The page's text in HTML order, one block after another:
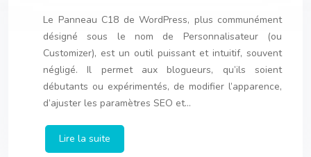
Le Panneau C18 de WordPress, plus communément
désigné sous le nom de Personnalisateur (ou
Customizer), est un outil puissant et intuitif, souvent
négligé. Il permet aux blogueurs, qu’ils soient
débutants ou expérimentés, de modifier l’apparence,
d’ajuster les paramètres SEO et…
Lire la suite